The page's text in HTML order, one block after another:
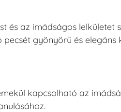
és az imádságos lelkületet
gyönyörű és elegáns
kapcsolható az